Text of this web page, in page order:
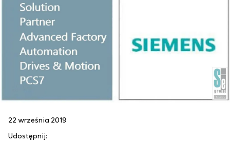
22 września 2019
Udostępnij: